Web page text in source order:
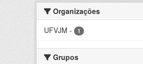
Organizações
UFVJM - 1
Grupos